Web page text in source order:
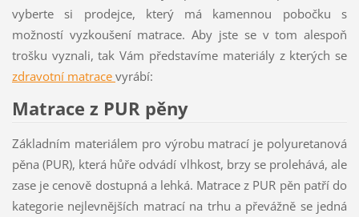
vyberte si prodejce, který má kamennou pobočku s
možností vyzkoušení matrace. Aby jste se v tom alespoň
trošku vyznali, tak Vám představíme materiály z kterých se
zdravotní matrace vyrábí:
Matrace z PUR pěny
Základním materiálem pro výrobu matrací je polyuretanová
pěna (PUR), která hůře odvádí vlhkost, brzy se prolehává, ale
zase je cenově dostupná a lehká. Matrace z PUR pěn patří do
kategorie nejlevnějších matrací na trhu a převážně se jedná